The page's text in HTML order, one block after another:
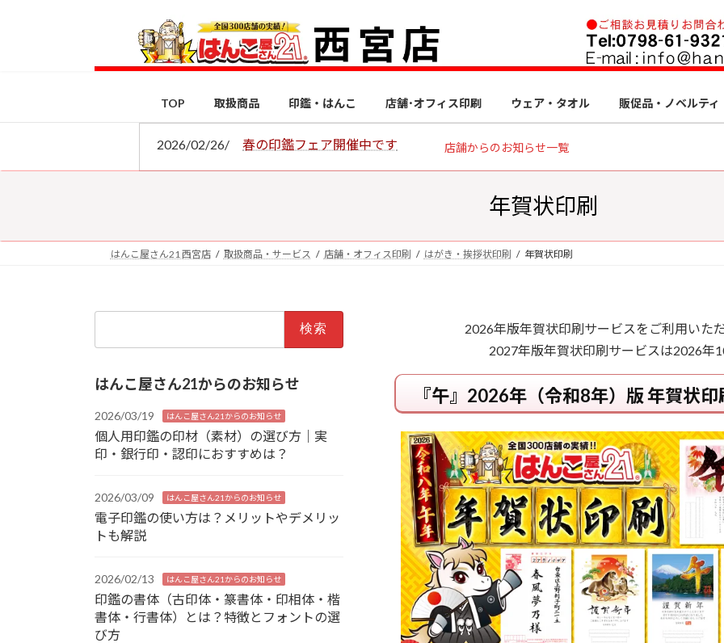
ス
ン
TOP 取扱商品 印鑑・はんこ 店舗･オフィス印刷 ウェア・タオル 販促品・ノベルティ
2026/02/26/ 春の印鑑フェア開催中です 店舗からのお知らせ一覧
年賀状印刷
はんこ屋さん21 西宮店 取扱商品・サービス 店舗・オフィス印刷 はがき・挨拶状印刷 年賀状印刷
2026年版年賀状印刷サービスをご利用いた
2027年版年賀状印刷サービスは2026年
『午』2026年（令和8年）版 年賀状印
はんこ屋さん21からのお知らせ
2026/03/19 はんこ屋さん21からのお知らせ
個人用印鑑の印材（素材）の選び方｜実
印・銀行印・認印におすすめは？
2026/03/09 はんこ屋さん21からのお知らせ
電子印鑑の使い方は？メリットやデメリッ
トも解説
2026/02/13 はんこ屋さん21からのお知らせ
印鑑の書体（古印体・篆書体・印相体・楷
書体・行書体）とは？特徴とフォントの選
び方